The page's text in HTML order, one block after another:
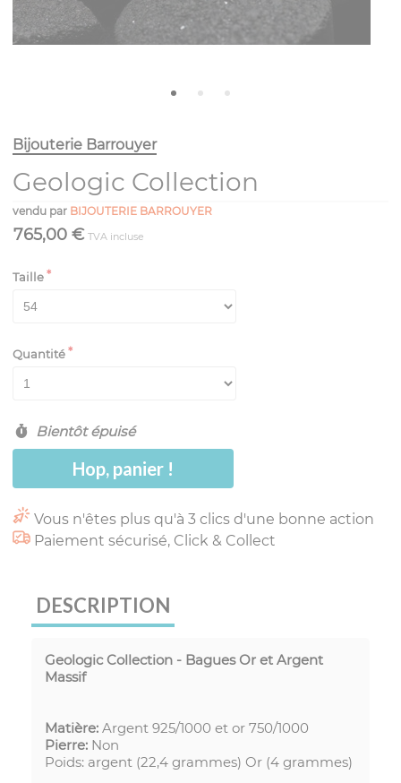
Bijouterie Barrouyer
Geologic Collection
vendu par BIJOUTERIE BARROUYER
765,00 € TVA incluse
Taille
Quantité
Bientôt épuisé
Hop, panier !
Vous n'êtes plus qu'à 3 clics d'une bonne action
Paiement sécurisé, Click & Collect
DESCRIPTION
Geologic Collection - Bagues Or et Argent
Massif
Matière: Argent 925/1000 et or 750/1000
Pierre: Non
Poids: argent (22,4 grammes) Or (4 grammes)